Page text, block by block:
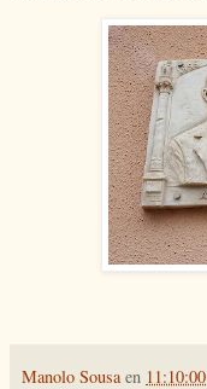
Manolo Sousa en 11:10:00